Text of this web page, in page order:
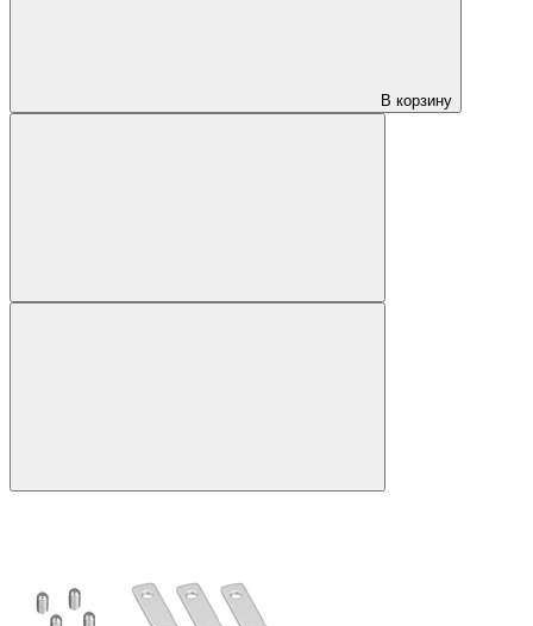
В корзину